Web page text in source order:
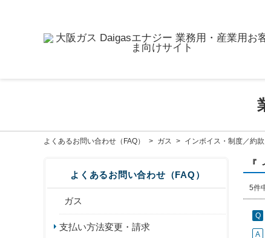
よくあるお問い合わせ（FAQ） > ガス > インボイス・制度／約
よくあるお問い合わせ（FAQ）
ガス
支払い方法変更・請求
5件